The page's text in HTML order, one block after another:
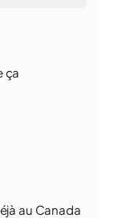
ça
au Canada